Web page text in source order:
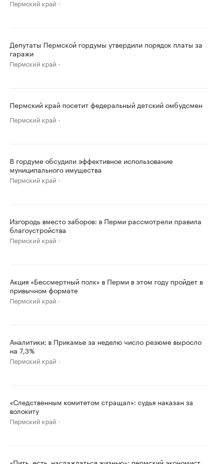
Пермский край
Депутаты Пермской гордумы утвердили порядок платы за
гаражи
Пермский край
Пермский край посетит федеральный детский омбудсмен
Пермский край
В гордуме обсудили эффективное использование
муниципального имущества
Пермский край
Изгородь вместо заборов: в Перми рассмотрели правила
благоустройства
Пермский край
Акция «Бессмертный полк» в Перми в этом году пройдет в
привычном формате
Пермский край
Аналитики: в Прикамье за неделю число резюме выросло
на 7,3%
Пермский край
«Следственным комитетом стращал»: судья наказан за
волокиту
Пермский край